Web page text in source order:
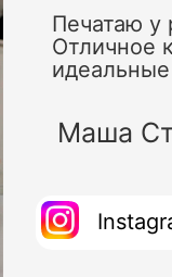
Печатаю у
Отличное
Маша